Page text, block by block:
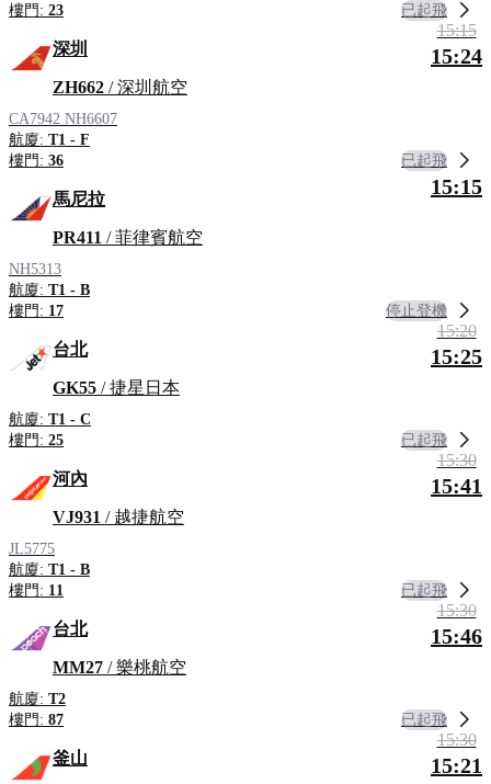
樓門: 23 已起飛
深圳
ZH662 / 深圳航空
CA7942 NH6607
航廈: T1 - F
樓門: 36
15:15
15:24
已起飛
馬尼拉
PR411 / 菲律賓航空
NH5313
航廈: T1 - B
樓門: 17
15:15
停止登機
台北
GK55 / 捷星日本
航廈: T1 - C
樓門: 25
15:20
15:25
已起飛
河內
VJ931 / 越捷航空
JL5775
航廈: T1 - B
樓門: 11
15:30
15:41
已起飛
台北
MM27 / 樂桃航空
航廈: T2
樓門: 87
15:30
15:46
已起飛
釜山
15:30
15:21